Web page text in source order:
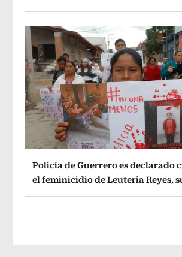
Policía de Guerrero es declarado
el feminicidio de Leuteria Reyes,